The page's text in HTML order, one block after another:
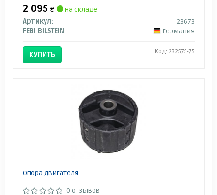
2 095 ₴
на складе
Артикул:
23673
FEBI BILSTEIN
Германия
КУПИТЬ Код: 232575-75
Опора двигателя
0 отзывов